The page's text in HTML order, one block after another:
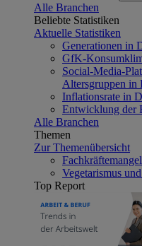
Alle Branchen
Beliebte Statistiken
Aktuelle Statistiken
Generationen in
GfK-
Social-Media-
Altersgruppen in
Inflationsrate in
Entwicklung der
Alle Branchen
Themen
Zur Themenübersicht
Vegetarismus
Top Report